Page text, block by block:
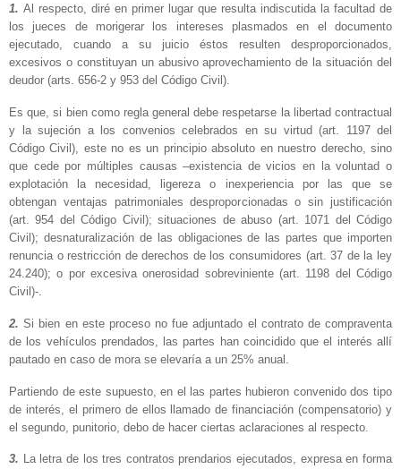
1. Al respecto, diré en primer lugar que resulta indiscutida la facultad de
los jueces de morigerar los intereses plasmados en el documento
ejecutado, cuando a su juicio éstos resulten desproporcionados,
excesivos o constituyan un abusivo aprovechamiento de la situación del
deudor (arts. 656-2 y 953 del Código Civil).
Es que, si bien como regla general debe respetarse la libertad contractual
y la sujeción a los convenios celebrados en su virtud (art. 1197 del
Código Civil), este no es un principio absoluto en nuestro derecho, sino
que cede por múltiples causas –existencia de vicios en la voluntad o
explotación la necesidad, ligereza o inexperiencia por las que se
obtengan ventajas patrimoniales desproporcionadas o sin justificación
(art. 954 del Código Civil); situaciones de abuso (art. 1071 del Código
Civil); desnaturalización de las obligaciones de las partes que importen
renuncia o restricción de derechos de los consumidores (art. 37 de la ley
24.240); o por excesiva onerosidad sobreviniente (art. 1198 del Código
Civil)-.
2.Si bien en este proceso no fue adjuntado el contrato de compraventa
de los vehículos prendados, las partes han coincidido que el interés allí
pautado en caso de mora se elevaría a un 25% anual.
Partiendo de este supuesto, en el las partes hubieron convenido dos tipo
de interés, el primero de ellos llamado de financiación (compensatorio) y
el segundo, punitorio, debo de hacer ciertas aclaraciones al respecto.
3. La letra de los tres contratos prendarios ejecutados, expresa en forma